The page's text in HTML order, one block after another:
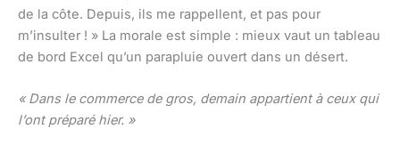
de la côte. Depuis, ils me rappellent, et pas pour
m’insulter ! » La morale est simple : mieux vaut un tableau
de bord Excel qu’un parapluie ouvert dans un désert.
« Dans le commerce de gros, demain appartient à ceux qui
l’ont préparé hier. »